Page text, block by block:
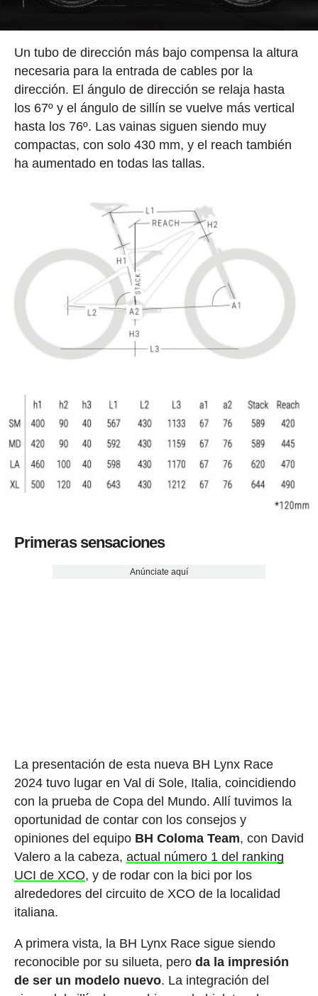
Un tubo de dirección más bajo compensa la altura
necesaria para la entrada de cables por la
dirección. El ángulo de dirección se relaja hasta
los 67º y el ángulo de sillín se vuelve más vertical
hasta los 76º. Las vainas siguen siendo muy
compactas, con solo 430 mm, y el reach también
ha aumentado en todas las tallas.
Primeras sensaciones
Anúnciate aquí
La presentación de esta nueva BH Lynx Race
2024 tuvo lugar en Val di Sole, Italia, coincidiendo
con la prueba de Copa del Mundo. Allí tuvimos la
oportunidad de contar con los consejos y
opiniones del equipo BH Coloma Team, con David
Valero a la cabeza, actual número 1 del ranking
UCI de XCO, y de rodar con la bici por los
alrededores del circuito de XCO de la localidad
italiana.
A primera vista, la BH Lynx Race sigue siendo
reconocible por su silueta, pero da la impresión
de ser un modelo nuevo. La integración del